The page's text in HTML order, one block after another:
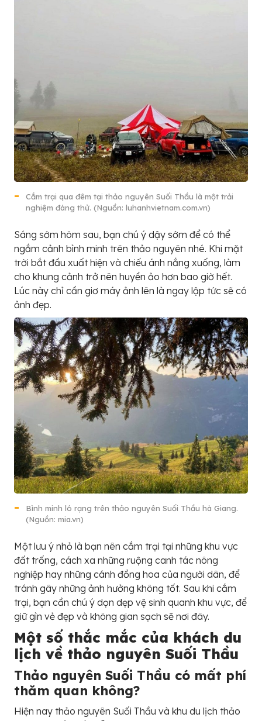
Cắm trại qua đêm tại thảo nguyên Suối Thầu là một trải
nghiệm đáng thử. (Nguồn: luhanhvietnam.com.vn)
Sáng sớm hôm sau, bạn chú ý dậy sớm để có thể
ngắm cảnh bình minh trên thảo nguyên nhé. Khi mặt
trời bắt đầu xuất hiện và chiếu ánh nắng xuống, làm
cho khung cảnh trở nên huyền ảo hơn bao giờ hết.
Lúc này chỉ cần giơ máy ảnh lên là ngay lập tức sẽ có
ảnh đẹp.
Bình minh ló rạng trên thảo nguyên Suối Thầu hà Giang.
(Nguồn: mia.vn)
Một lưu ý nhỏ là bạn nên cắm trại tại những khu vực
đất trống, cách xa những ruộng canh tác nông
nghiệp hay những cánh đồng hoa của người dân, để
tránh gây những ảnh hưởng không tốt. Sau khi cắm
trại, bạn cần chú ý dọn dẹp vệ sinh quanh khu vực, để
giữ gìn vẻ đẹp và không gian sạch sẽ nơi đây.
Một số thắc mắc của khách du
lịch về thảo nguyên Suối Thầu
Thảo nguyên Suối Thầu có mất phí
thăm quan không?
Hiện nay thảo nguyên Suối Thầu và khu du lịch thảo